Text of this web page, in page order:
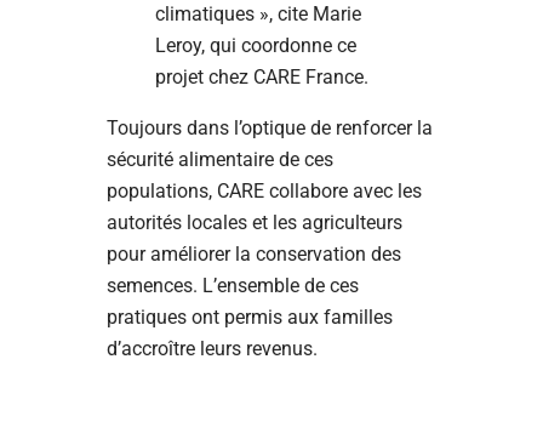
climatiques », cite Marie
Leroy, qui coordonne ce
projet chez CARE France.
Toujours dans l’optique de renforcer la
sécurité alimentaire de ces
populations, CARE collabore avec les
autorités locales et les agriculteurs
pour améliorer la conservation des
semences. L’ensemble de ces
pratiques ont permis aux familles
d’accroître leurs revenus.